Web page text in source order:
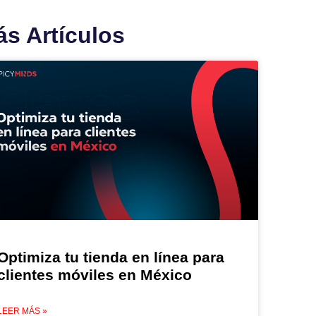
Artículos
tu tienda en línea para
móviles en México
LEER MÁS »